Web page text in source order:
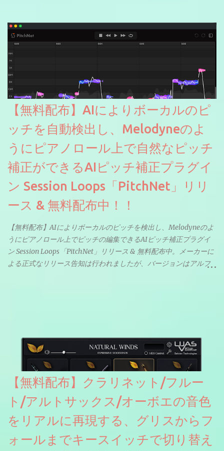
【無料配布】AIによりボーカルのピ
ッチを自動検出し、Melodyneのよ
うにピアノロール上で自然なピッチ
補正ができるAIピッチ補正プラグイ
ン Session Loops「PitchNet」リリ
ース & 無料配布中！！
【無料配布】AIによりボーカルのピッチを検出し、Melodyneのよ
うにピアノロール上でピッチの編集できるAIピッチ補正プラグイ
ン Session Loops「PitchNet」リリース & 無料配布中。メーカーに
よる正式なリリース告知は行われましたが、バージョンはアルフ
ソースを元に設計・改良した製品のようです。
【無料配布】クラリネット/フルー
ト/アルトサックス/オーボエの音色
をリアルに再現する、グリスからフ
ォールまでキースイッチで切り替え